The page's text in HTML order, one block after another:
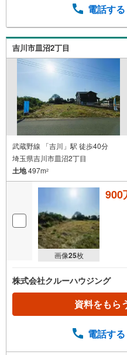
電話する
吉川市皿沼2丁目
武蔵野線 「吉川」駅 徒歩40分
埼玉県吉川市皿沼2丁目
土地497m2
画像25枚
900
株式会社クルーハウジング
資料をもら
電話する